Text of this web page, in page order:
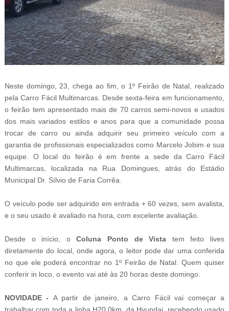
Neste domingo, 23, chega ao fim, o 1º Feirão de Natal, realizado
pela Carro Fácil Multimarcas. Desde sexta-feira em funcionamento,
o feirão tem apresentado mais de 70 carros semi-novos e usados
dos mais variados estilos e anos para que a comunidade possa
trocar de carro ou ainda adquirir seu primeiro veículo com a
garantia de profissionais especializados como Marcelo Jobim e sua
equipe. O local do feirão é em frente a sede da Carro Fácil
Multimarcas, localizada na Rua Domingues, atrás do Estádio
Municipal Dr. Sílvio de Faria Corrêa.
O veículo pode ser adquirido em entrada + 60 vezes, sem avalista,
e o seu usado é avaliado na hora, com excelente avaliação.
Desde o início, oColuna Ponto de Vista tem feito lives
diretamente do local, onde agora, o leitor pode dar uma conferida
no que ele poderá encontrar no 1º Feirão de Natal. Quem quiser
conferir in loco, o evento vai até às 20 horas deste domingo.
NOVIDADE - A partir de janeiro, a Carro Fácil vai começar a